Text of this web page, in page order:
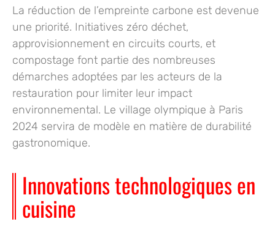
La réduction de l’empreinte carbone est devenue
une priorité. Initiatives zéro déchet,
approvisionnement en circuits courts, et
compostage font partie des nombreuses
démarches adoptées par les acteurs de la
restauration pour limiter leur impact
environnemental. Le village olympique à Paris
2024 servira de modèle en matière de durabilité
gastronomique.
Innovations technologiques en
cuisine